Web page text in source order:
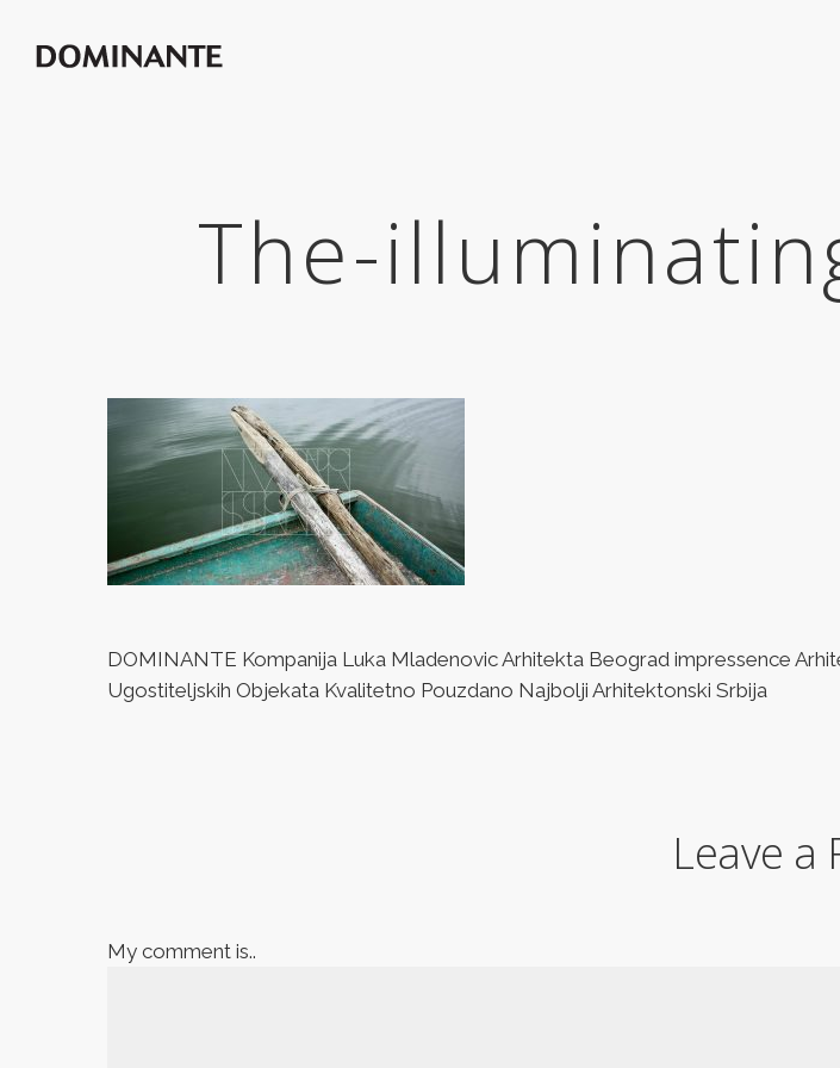
The-
DOMINANTE Kompanija Luka Mladenovic Arhitekta Beograd impressence
Ugostiteljskih Objekata Kvalitetno Pouzdano Najbolji Arhitektonski Srbija
Leave a
My comment is..